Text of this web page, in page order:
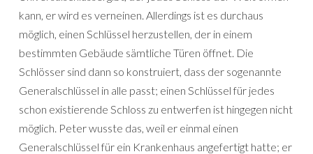
kann, er wird es verneinen. Allerdings ist es durchaus
möglich, einen Schlüssel herzustellen, der in einem
bestimmten Gebäude sämtliche Türen öffnet. Die
Schlösser sind dann so konstruiert, dass der sogenannte
Generalschlüssel in alle passt; einen Schlüssel für jedes
schon existierende Schloss zu entwerfen ist hingegen nicht
möglich. Peter wusste das, weil er einmal einen
Generalschlüssel für ein Krankenhaus angefertigt hatte; er